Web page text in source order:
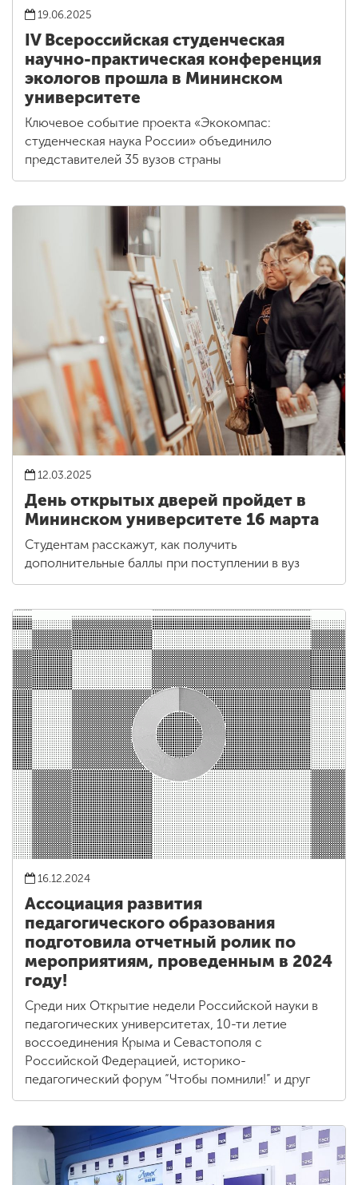
19.06.2025
IV Всероссийская студенческая
научно-практическая конференция
экологов прошла в Мининском
университете
Ключевое событие проекта «Экокомпас:
студенческая наука России» объединило
представителей 35 вузов страны
12.03.2025
День открытых дверей пройдет в
Мининском университете 16 марта
Студентам расскажут, как получить
дополнительные баллы при поступлении в вуз
16.12.2024
Ассоциация развития
педагогического образования
подготовила отчетный ролик по
мероприятиям, проведенным в 2024
году!
Среди них Открытие недели Российской науки в
педагогических университетах, 10-ти летие
воссоединения Крыма и Севастополя с
Российской Федерацией, историко-
педагогический форум “Чтобы помнили!” и друг